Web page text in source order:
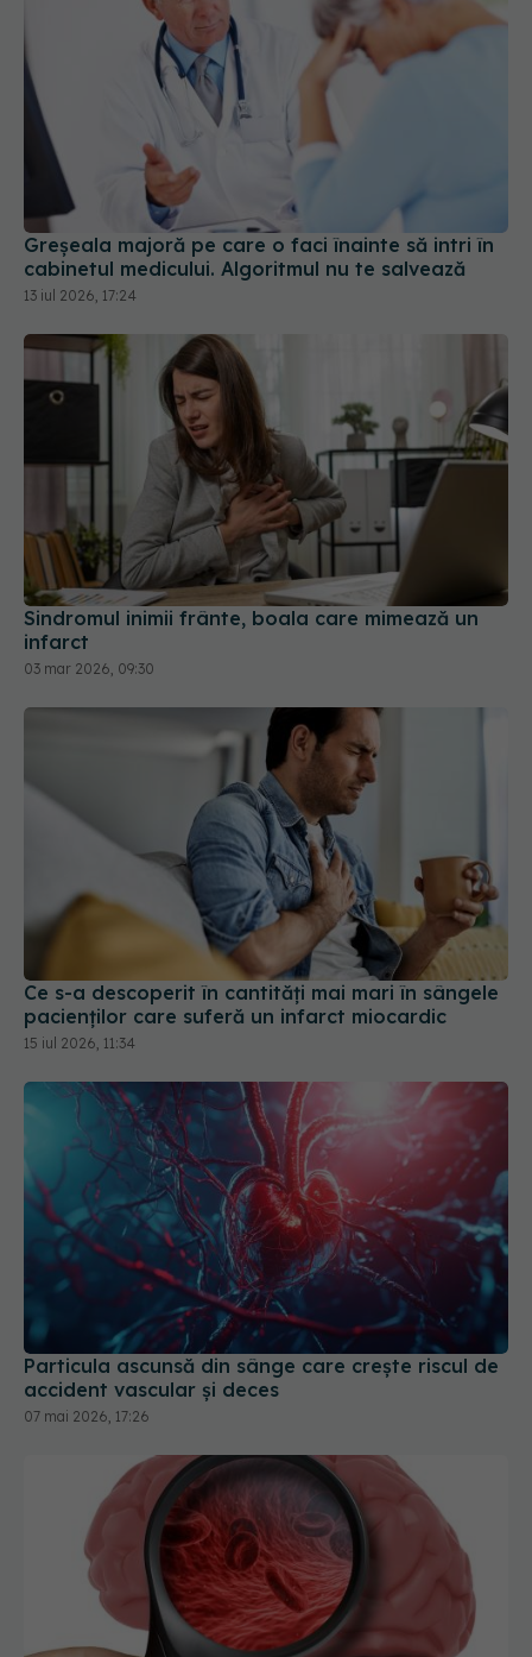
Greșeala majoră pe care o faci înainte să intri în
cabinetul medicului. Algoritmul nu te salvează
13 iul 2026, 17:24
Sindromul inimii frânte, boala care mimează un
infarct
03 mar 2026, 09:30
Ce s-a descoperit în cantități mai mari în sângele
pacienților care suferă un infarct miocardic
15 iul 2026, 11:34
Particula ascunsă din sânge care crește riscul de
accident vascular și deces
07 mai 2026, 17:26